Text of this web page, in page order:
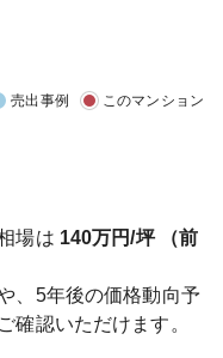
売出事例 このマンション
場は 140万円/坪 （前
、5年後の価格動向予
確認いただけます。